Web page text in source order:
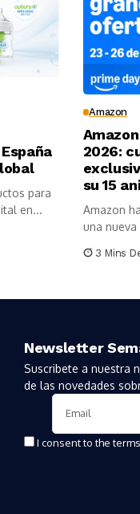
para
en...
Amazon
2026:
su 15
Amazon
una nueva
3 Mins
Newsletter
Suscribete a nuestra
de las novedades
I consent to the